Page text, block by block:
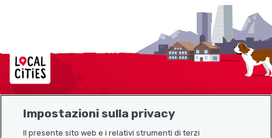
Localcities
Impostazioni sulla privacy
Il presente sito web e i relativi strumenti di terzi